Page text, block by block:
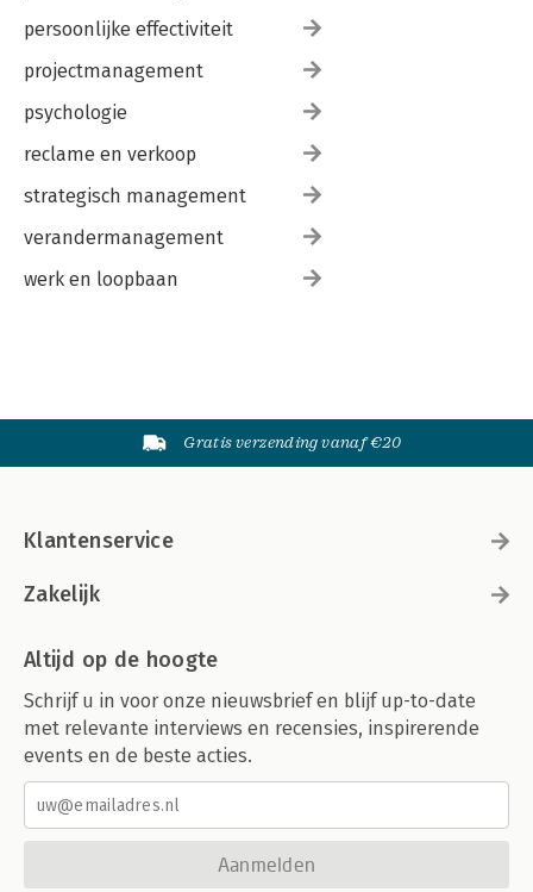
persoonlijke effectiviteit
projectmanagement
psychologie
reclame en verkoop
strategisch management
verandermanagement
werk en loopbaan
Gratis verzending vanaf €20
Klantenservice
Zakelijk
Altijd op de hoogte
Schrijf u in voor onze nieuwsbrief en blijf up-to-date
met relevante interviews en recensies, inspirerende
events en de beste acties.
Aanmelden